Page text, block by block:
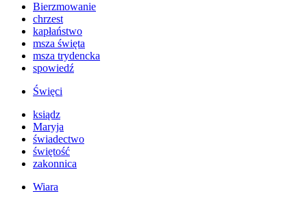
Bierzmowanie
chrzest
kapłaństwo
msza święta
msza trydencka
spowiedź
Święci
ksiądz
Maryja
świadectwo
świętość
zakonnica
Wiara